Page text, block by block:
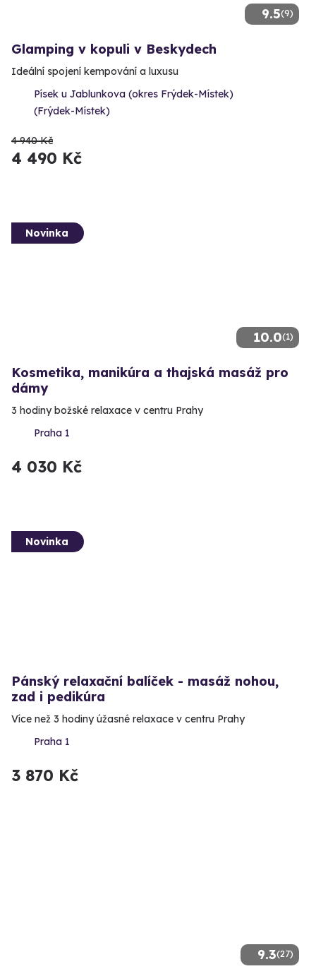
9.5(9)
Glamping v kopuli v Beskydech
Ideální spojení kempování a luxusu
Písek u Jablunkova (okres Frýdek-Místek)
(Frýdek-Místek)
4 940 Kč
4 490 Kč
10.0(1)
Novinka
Kosmetika, manikúra a thajská masáž pro
dámy
3 hodiny božské relaxace v centru Prahy
Praha 1
4 030 Kč
Novinka
Pánský relaxační balíček - masáž nohou,
zad i pedikúra
Více než 3 hodiny úžasné relaxace v centru Prahy
Praha 1
3 870 Kč
9.3(27)